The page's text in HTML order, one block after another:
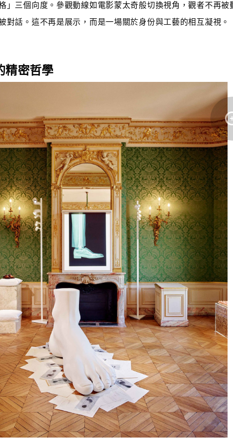
」三個向度。參觀動線如電影蒙太奇般切換視角，觀者不再被
對話。這不再是展示，而是一場關於身份與工藝的相互凝視。
精密哲學